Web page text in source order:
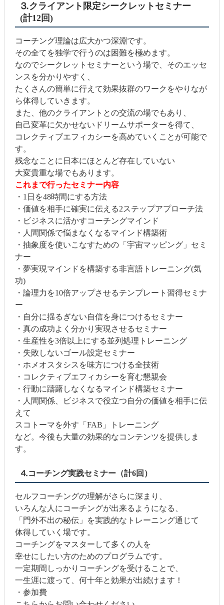
⒊クライアント限定シークレットセミナー
(計12回)
コーチング理論は広大かつ深淵です。
その全てを独学で行うのは困難を極めます。
なのでシークレットセミナーという場で、そのエッセ
ンスを分かりやすく、
たくさんの簡単に行えて効果抜群のワークをやりなが
ら体得していきます。
また、他のクライアントとの交流の場でもあり、
自己変革に欠かせないドリームサポーターを得て、
コレクティブエフィカシーを高めていくことが可能で
す。
残念なことに日本にほとんど存在していない
大変貴重な場でもあります。
これまで行ったセミナー内容
・1日を48時間にする方法
・価値を相手に確実に伝える2ステップアプローチ法
・ビジネスに活かすコーチングマインド
・人間関係で悩まなくなるマインド構築術
・抽象度を使いこなすための「宇宙マッピング」セミ
ナー
・夢実現マインドを構築する非言語トレーニング(気
功)
・論理力を10倍アップさせるテンプレート習得セミナ
ー
・自分に揺るぎない自信を身につけるセミナー
・真の成功よく分かり実現させるセミナー
・生産性を3倍以上にする並列処理トレーニング
・失敗しないゴール設定セミナー
・ホメオスタシスを味方につける全技術
・コレクティブエフィカシーを育む懇親会
・行動に躊躇しなくなるマインド構築セミナー
・人間関係、ビジネスで役立つ自分の価値を相手に伝
えて
スコトーマを外す「FAB」トレーニング
など。今後も大量の効果的なコンテンツを提供しま
す。
⒋コーチング実践セミナー（計6回）
セルフコーチングの理解がさらに深まり、
いろんな人にコーチングが出来るようになる、
「門外不出の秘伝」を実践的なトレーニング通じて
体得していく場です。
コーチングをマスターして多くの人を
幸せにしたい方のためのプログラムです。
一定期間しっかりコーチングを受けることで、
一生涯に渡って、何十年と効果が出続けます！
・参加費